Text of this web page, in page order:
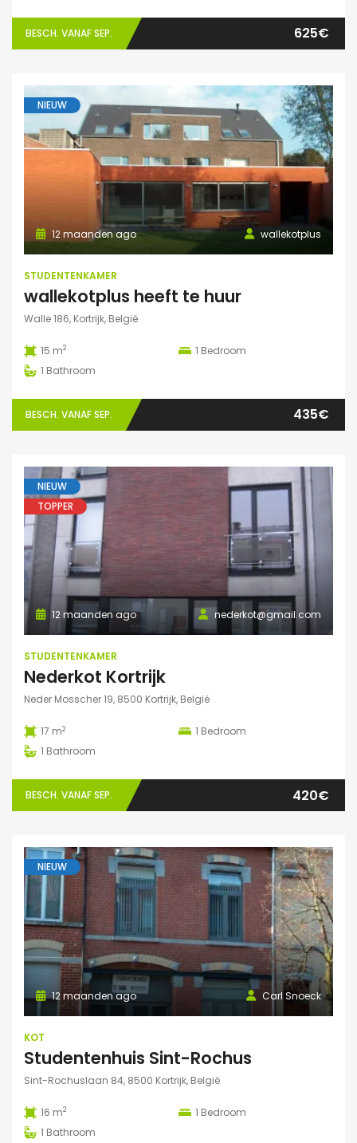
BESCH. VANAF SEP. 625€
NIEUW
wallekotplus
12 maanden ago
STUDENTENKAMER
wallekotplus heeft te huur
Walle 186, Kortrijk, België
15 m2 1 Bedroom
1 Bathroom
BESCH. VANAF SEP. 435€
NIEUW
TOPPER
nederkot@gmail.com
12 maanden ago
STUDENTENKAMER
Nederkot Kortrijk
Neder Mosscher 19, 8500 Kortrijk, België
17 m2 1 Bedroom
1 Bathroom
BESCH. VANAF SEP. 420€
NIEUW
Carl Snoeck
12 maanden ago
KOT
Studentenhuis Sint-Rochus
Sint-Rochuslaan 84, 8500 Kortrijk, België
16 m2 1 Bedroom
1 Bathroom